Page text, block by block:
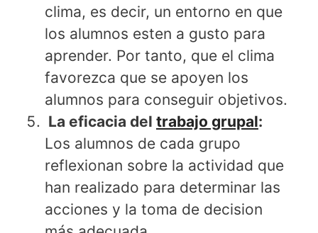
clima, es decir, un entorno en que
los alumnos esten a gusto para
aprender. Por tanto, que el clima
favorezca que se apoyen los
alumnos para conseguir objetivos.
La eficacia del trabajo grupal:
Los alumnos de cada grupo
reflexionan sobre la actividad que
han realizado para determinar las
acciones y la toma de decision